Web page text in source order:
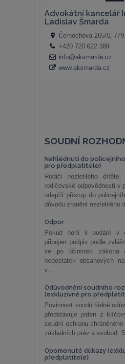
SOUDNÍ
Nahlédnutí do
pro předplatitele)
Rodiči nezletilého
rodičovské odpovědnosti v
odepřít přístup do
důvodu zranění nezletilého
Odpor
Pokud není k podání v
připojen podpis podle
se po účinnosti zákona
nedostatek obsahových
v...
Odůvodnění soudního
(exkluzivně pro
Povinnost soudů řádně
představuje jeden z
soudní ochranu
základních práv a svobod.
Opomenuté důkazy
předplatitele)